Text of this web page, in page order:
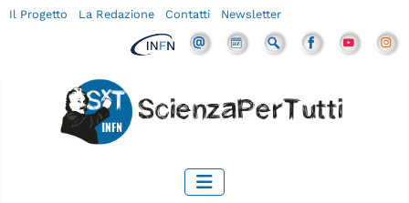
Il Progetto La Redazione Contatti Newsletter